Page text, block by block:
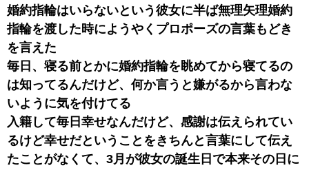
婚約指輪はいらないという彼女に半ば無理矢理婚約
指輪を渡した時にようやくプロポーズの言葉もどき
を言えた
毎日、寝る前とかに婚約指輪を眺めてから寝てるの
は知ってるんだけど、何か言うと嫌がるから言わな
いように気を付けてる
入籍して毎日幸せなんだけど、感謝は伝えられてい
るけど幸せだということをきちんと言葉にして伝え
たことがなくて、3月が彼女の誕生日で本来その日に